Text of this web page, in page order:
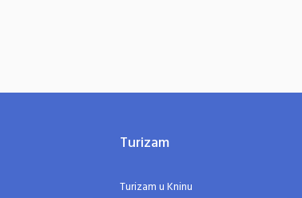
Turizam
Turizam u Kninu